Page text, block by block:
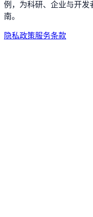
例，为科研、企业与开发
南。
隐私政策服务条款